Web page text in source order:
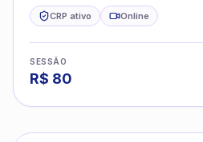
CRP ativo Online
SESSÃO
R$ 80